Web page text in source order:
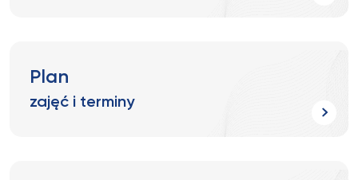
Plan
zajęć i terminy